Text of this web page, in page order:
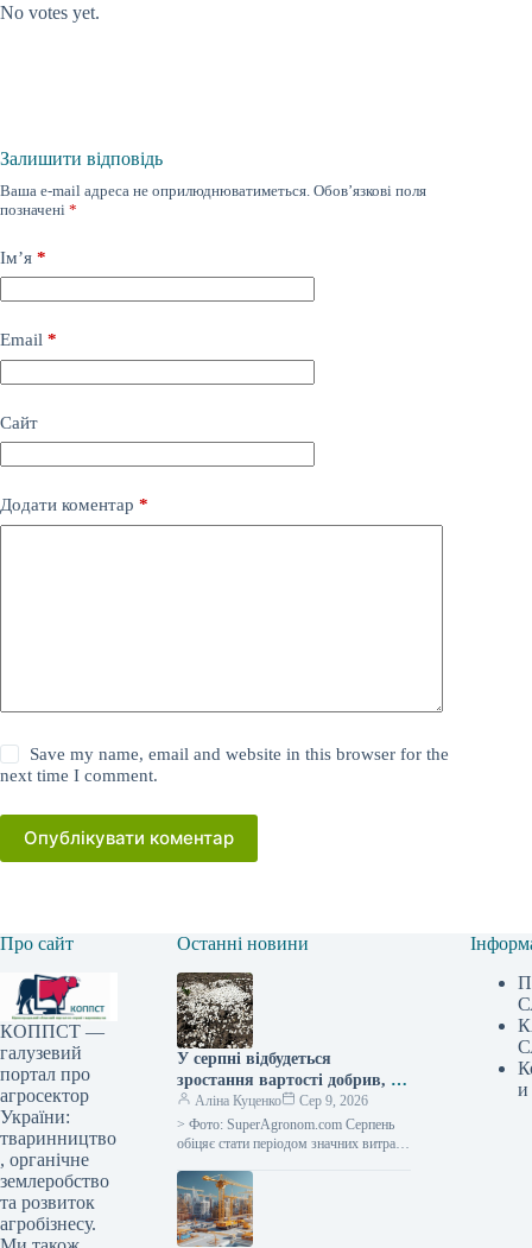
No votes yet.
Залишити відповідь
Ваша e-mail адреса не оприлюднюватиметься. Обов’язкові поля
позначені *
Ім’я *
Email *
Сайт
Додати коментар *
Save my name, email and website in this browser for the
next time I comment.
Опублікувати коментар
Про сайт
КОППСТ —
галузевий
портал про
агросектор
України:
тваринництво
, органічне
землеробство
та розвиток
агробізнесу.
Останні новини
У серпні відбудеться
зростання вартості добрив, а
постачальники тимчасово
припинять надання
кредитних умов —
Аліна Куценко
Сер 9, 2026
> Фото: SuperAgronom.com Серпень
обіцяє стати періодом значних витрат
українських землевласників. На ринку
спостерігається мінімальна
и